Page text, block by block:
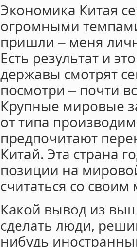
Экономика Китая
огромными
пришли – меня
Есть результат и
державы смотрят
посмотри – почти
Крупные мировые
от типа
предпочитают
Китай. Эта страна
позиции на
считаться со
Какой вывод из
сделать люди,
нибудь